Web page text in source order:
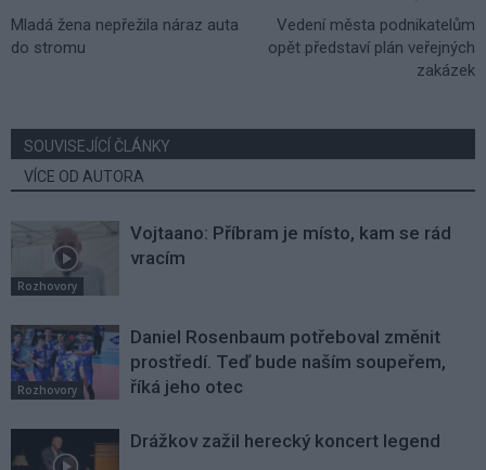
Mladá žena nepřežila náraz auta
do stromu
Vedení města podnikatelům
opět představí plán veřejných
zakázek
SOUVISEJÍCÍ ČLÁNKY
VÍCE OD AUTORA
Rozhovory
Vojtaano: Příbram je místo, kam se rád
vracím
Rozhovory
Daniel Rosenbaum potřeboval změnit
prostředí. Teď bude naším soupeřem,
říká jeho otec
Drážkov zažil herecký koncert legend